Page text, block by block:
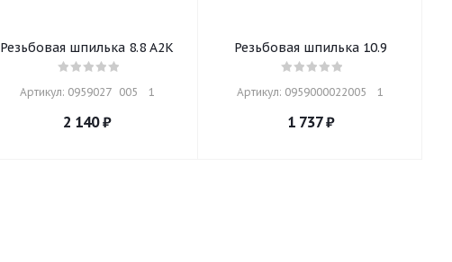
Резьбовая шпилька 8.8 A2K
Артикул: 0959027   005    1
2 140₽
Резьбовая шпилька 10.9
Артикул: 0959000022005    1
1 737₽